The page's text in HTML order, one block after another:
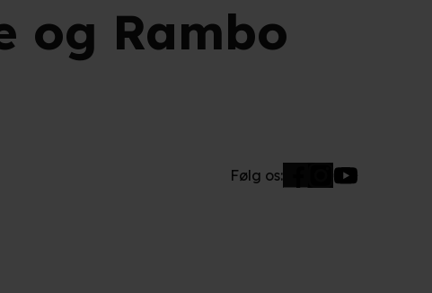
og Rambo
Følg os: